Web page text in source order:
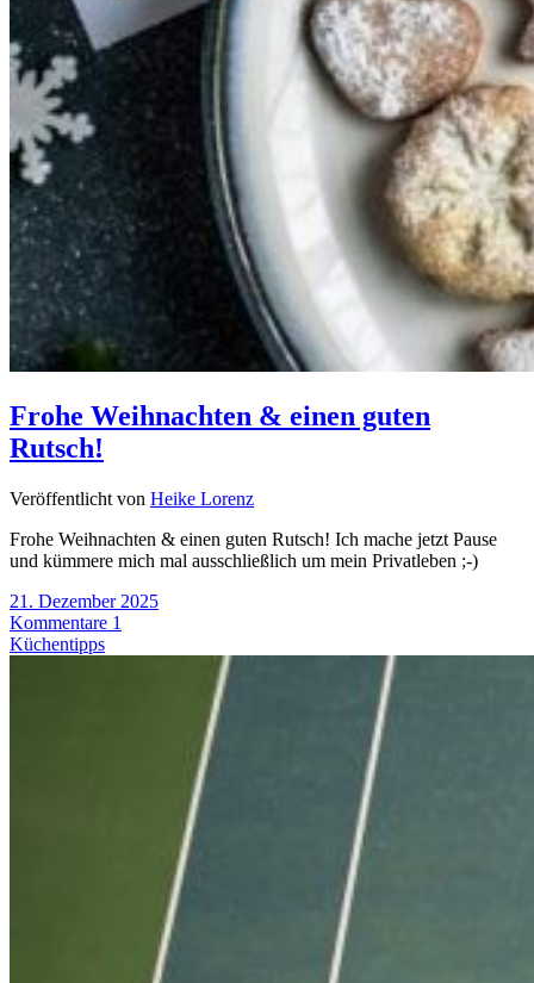
Frohe Weihnachten & einen guten
Rutsch!
Veröffentlicht von Heike Lorenz
Frohe Weihnachten & einen guten Rutsch! Ich mache jetzt Pause
und kümmere mich mal ausschließlich um mein Privatleben ;-)
21. Dezember 2025
Kommentare 1
Küchentipps